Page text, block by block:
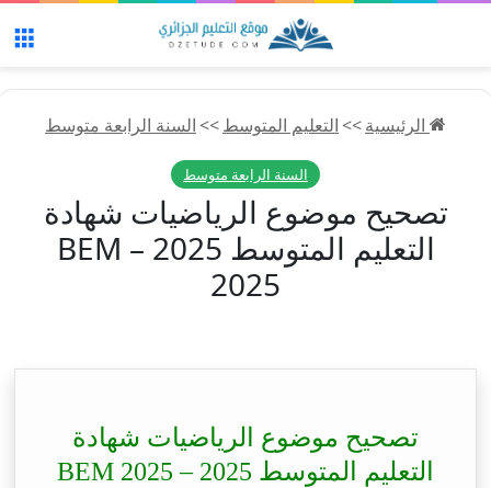
الرئيسية>>التعليم المتوسط>>السنة الرابعة متوسط
السنة الرابعة متوسط
تصحيح موضوع الرياضيات شهادة
التعليم المتوسط 2025 – BEM
2025
تصحيح موضوع الرياضيات شهادة
التعليم المتوسط 2025 – BEM 2025